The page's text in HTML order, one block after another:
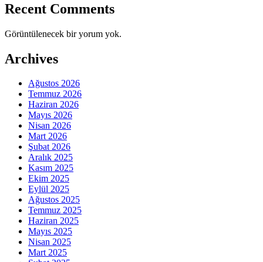
Recent Comments
Görüntülenecek bir yorum yok.
Archives
Ağustos 2026
Temmuz 2026
Haziran 2026
Mayıs 2026
Nisan 2026
Mart 2026
Şubat 2026
Aralık 2025
Kasım 2025
Ekim 2025
Eylül 2025
Ağustos 2025
Temmuz 2025
Haziran 2025
Mayıs 2025
Nisan 2025
Mart 2025